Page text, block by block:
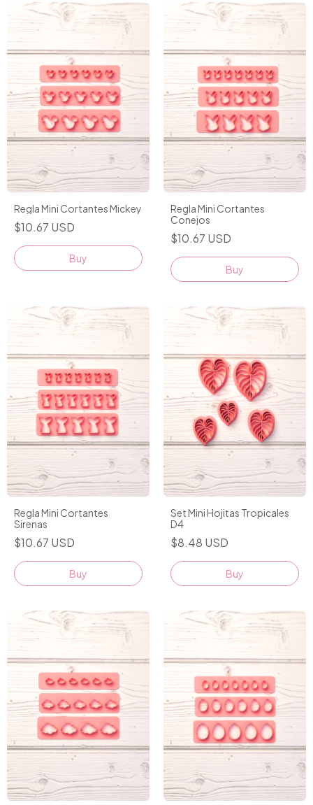
Regla Mini Cortantes Mickey
$10.67 USD
Regla Mini Cortantes
Conejos
$10.67 USD
Regla Mini Cortantes
Sirenas
$10.67 USD
Set Mini Hojitas Tropicales
D4
$8.48 USD